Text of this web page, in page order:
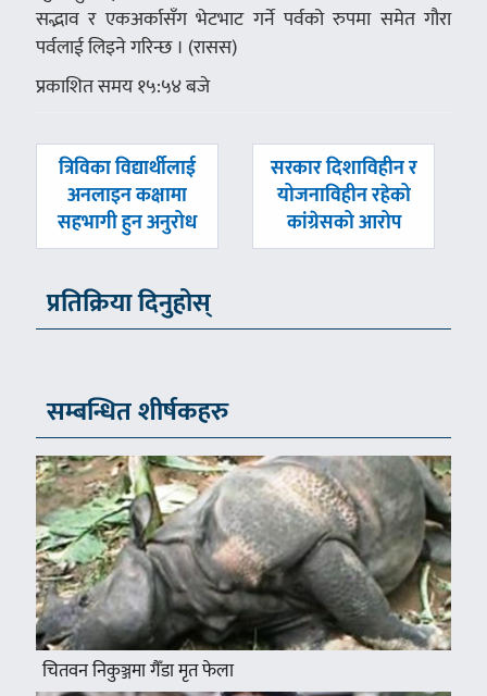
सद्भाव र एकअर्कासँग भेटभाट गर्ने पर्वको रुपमा समेत गौरा
पर्वलाई लिइने गरिन्छ । (रासस)
प्रकाशित समय १५:५४ बजे
पछिल्लाे
त्रिविका विद्यार्थीलाई
अनलाइन कक्षामा
सहभागी हुन अनुरोध
अघिल्लाे
सरकार दिशाविहीन र
योजनाविहीन रहेको
कांग्रेसको आरोप
प्रतिक्रिया दिनुहोस्
सम्बन्धित शीर्षकहरु
चितवन निकुञ्जमा गैँडा मृत फेला